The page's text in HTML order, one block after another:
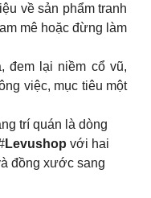
về sản phẩm tranh
mê hoặc đừng làm
đem lại niềm cổ vũ,
việc, mục tiêu một
trí quán là dòng
Levushop với hai
đồng xước sang